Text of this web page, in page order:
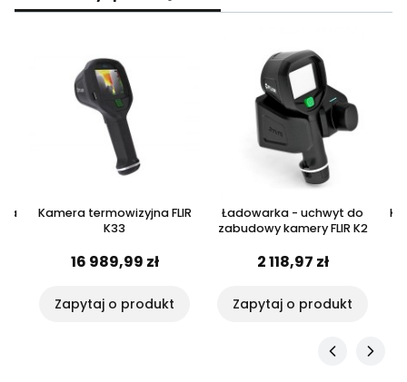
Kamera termowizyjna FLIR
K33
16 989,99 zł
Zapytaj o produkt
Ładowarka - uchwyt do
zabudowy kamery FLIR K2
2 118,97 zł
Zapytaj o produkt